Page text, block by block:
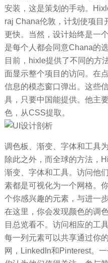
安装，这是策划的手动。
raj Chana伦敦，计划使项目
更快。当然，设计始终是一
是每个人都会同意Chana的选
目前，hixle提供了不同的方
面显示整个项目的访问。在
信息的模态窗口弹出。这些
具，只要中国能提供。他主
色，从CSS提取。
调色板、渐变、字体和工具
除此之外，而全球的方法，
渐变、字体和工具。访问他
素都是可视化为一个网格。
个你感兴趣的元素，与进一
在这里，你会发现颜色的调
目总览看不。访问相应的工
每一列元素可以共享通过你
网，LinkedIn和Pinterest。